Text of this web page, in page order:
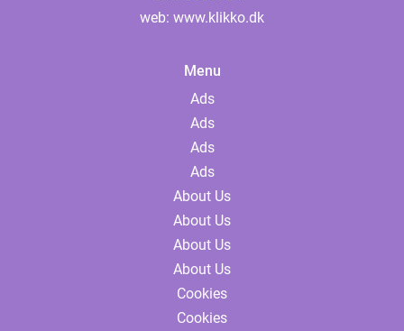
web: www.klikko.dk
Menu
Ads
Ads
Ads
Ads
About Us
About Us
About Us
About Us
Cookies
Cookies